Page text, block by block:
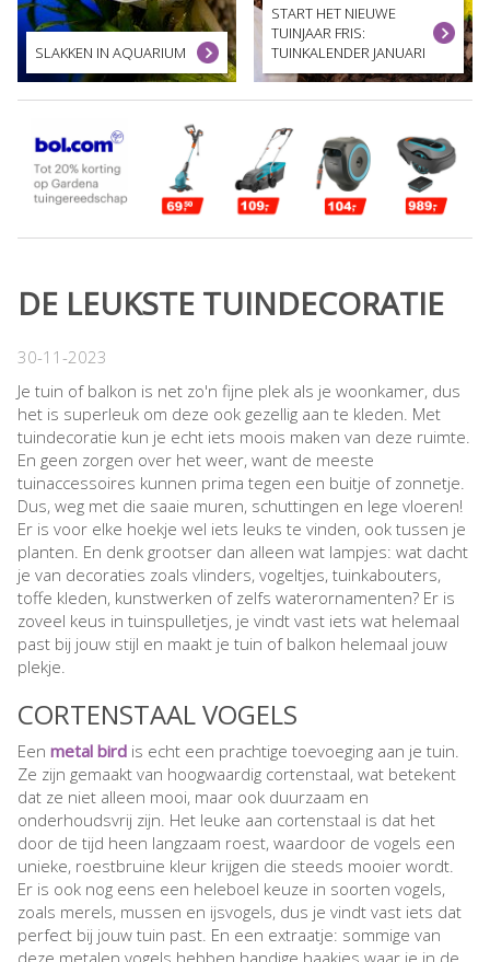
SLAKKEN IN AQUARIUM
START HET NIEUWE
TUINJAAR FRIS:
TUINKALENDER JANUARI
DE LEUKSTE TUINDECORATIE
30-11-2023
Je tuin of balkon is net zo'n fijne plek als je woonkamer, dus
het is superleuk om deze ook gezellig aan te kleden. Met
tuindecoratie kun je echt iets moois maken van deze ruimte.
En geen zorgen over het weer, want de meeste
tuinaccessoires kunnen prima tegen een buitje of zonnetje.
Dus, weg met die saaie muren, schuttingen en lege vloeren!
Er is voor elke hoekje wel iets leuks te vinden, ook tussen je
planten. En denk grootser dan alleen wat lampjes: wat dacht
je van decoraties zoals vlinders, vogeltjes, tuinkabouters,
toffe kleden, kunstwerken of zelfs waterornamenten? Er is
zoveel keus in tuinspulletjes, je vindt vast iets wat helemaal
past bij jouw stijl en maakt je tuin of balkon helemaal jouw
plekje.
CORTENSTAAL VOGELS
Een metal bird is echt een prachtige toevoeging aan je tuin.
Ze zijn gemaakt van hoogwaardig cortenstaal, wat betekent
dat ze niet alleen mooi, maar ook duurzaam en
onderhoudsvrij zijn. Het leuke aan cortenstaal is dat het
door de tijd heen langzaam roest, waardoor de vogels een
unieke, roestbruine kleur krijgen die steeds mooier wordt.
Er is ook nog eens een heleboel keuze in soorten vogels,
zoals merels, mussen en ijsvogels, dus je vindt vast iets dat
perfect bij jouw tuin past. En een extraatje: sommige van